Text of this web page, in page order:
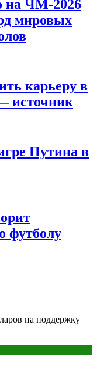
на ЧМ-2026
мировых
карьеру в
источник
Путина в
футболу
на поддержку